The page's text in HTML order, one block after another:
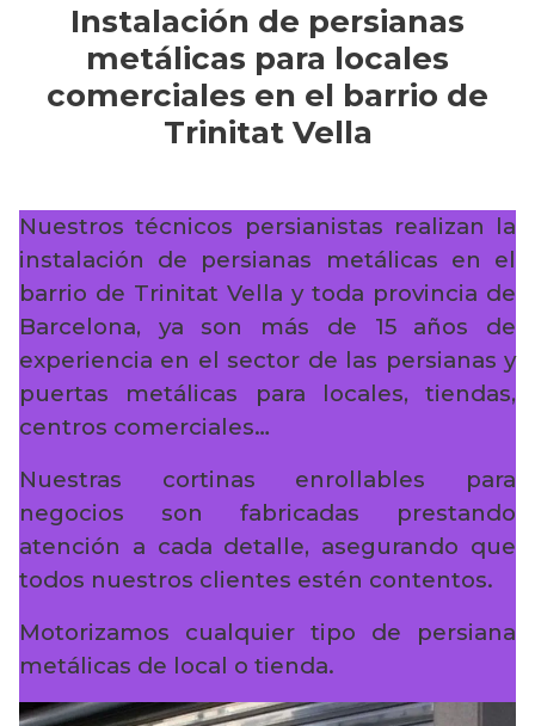
Instalación de persianas
metálicas para locales
comerciales en el barrio de
Trinitat Vella
Nuestros técnicos persianistas realizan la
instalación de persianas metálicas en el
barrio de Trinitat Vella y toda provincia de
Barcelona, ya son más de 15 años de
experiencia en el sector de las persianas y
puertas metálicas para locales, tiendas,
centros comerciales…
Nuestras cortinas enrollables para
negocios son fabricadas prestando
atención a cada detalle, asegurando que
todos nuestros clientes estén contentos.
Motorizamos cualquier tipo de persiana
metálicas de local o tienda.